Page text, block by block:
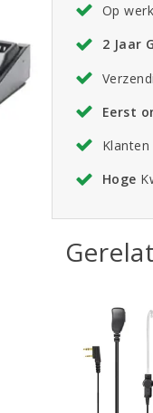
Op
2 Jaar
Eerst
Hoge